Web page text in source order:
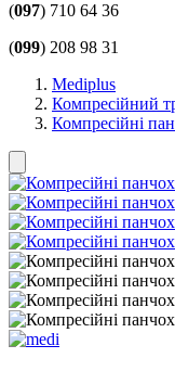
(097) 710 64 36
(099) 208 98 31
Mediplus
Компресійний
Компресійні